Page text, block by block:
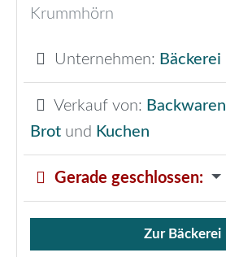
Krummhörn
Unternehmen: Bäckerei
Verkauf von: Backwaren
Brot und Kuchen
Gerade geschlossen:
Verkauf von Brötchen,
Zur Bäckerei